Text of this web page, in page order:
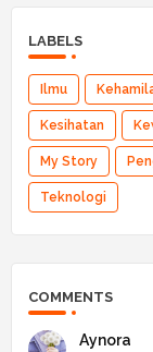
LABELS
Ilmu
Kesihatan
My Story
Teknologi
COMMENTS
Aynora